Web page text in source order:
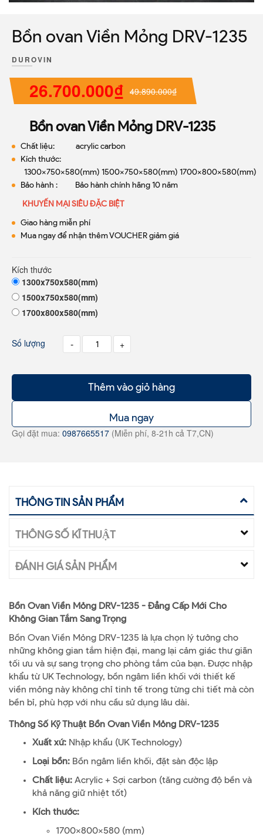
Bồn ovan Viền Mỏng DRV-1235
DUROVIN
26.700.000₫ 49.890.000₫
Bồn ovan Viền Mỏng DRV-1235
Chất liệu: acrylic carbon
Kích thước:
1300x750x580(mm) 1500x750x580(mm) 1700x800x580(mm)
Bảo hành : Bảo hành chính hãng 10 năm
KHUYẾN MẠI SIÊU ĐẶC BIỆT
Giao hàng miễn phí
Mua ngay để nhận thêm VOUCHER giảm giá
Kích thước
1300x750x580(mm)
1500x750x580(mm)
1700x800x580(mm)
Số lượng - +
Thêm vào giỏ hàng
Mua ngay
Gọi đặt mua: 0987665517 (Miễn phí, 8-21h cả T7,CN)
THÔNG TIN SẢN PHẨM
THÔNG SỐ KĨ THUẬT
ĐÁNH GIÁ SẢN PHẨM
Bồn Ovan Viền Mỏng DRV-1235 - Đẳng Cấp Mới Cho
Không Gian Tắm Sang Trọng
Bồn Ovan Viền Mỏng DRV-1235 là lựa chọn lý tưởng cho
những không gian tắm hiện đại, mang lại cảm giác thư giãn
tối ưu và sự sang trọng cho phòng tắm của bạn. Được nhập
khẩu từ UK Technology, bồn ngâm liền khối với thiết kế
viền mỏng này không chỉ tinh tế trong từng chi tiết mà còn
bền bỉ, phù hợp với nhu cầu sử dụng lâu dài.
Thông Số Kỹ Thuật Bồn Ovan Viền Mỏng DRV-1235
Xuất xứ: Nhập khẩu (UK Technology)
Loại bồn: Bồn ngâm liền khối, đặt sàn độc lập
Chất liệu: Acrylic + Sợi carbon (tăng cường độ bền và
khả năng giữ nhiệt tốt)
Kích thước:
1700x800x580 (mm)